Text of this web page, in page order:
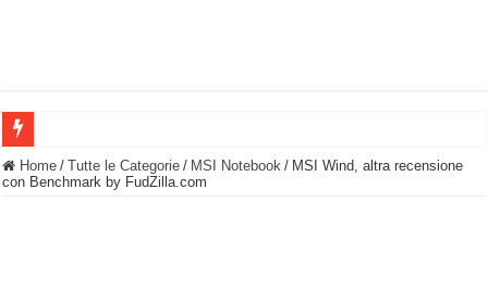
BASTA FATICARE! Questo robot tagliaerba lo appoggi e fa tutto lui! (Senza
Home / Tutte le Categorie / MSI Notebook / MSI Wind, altra recensione
con Benchmark by FudZilla.com